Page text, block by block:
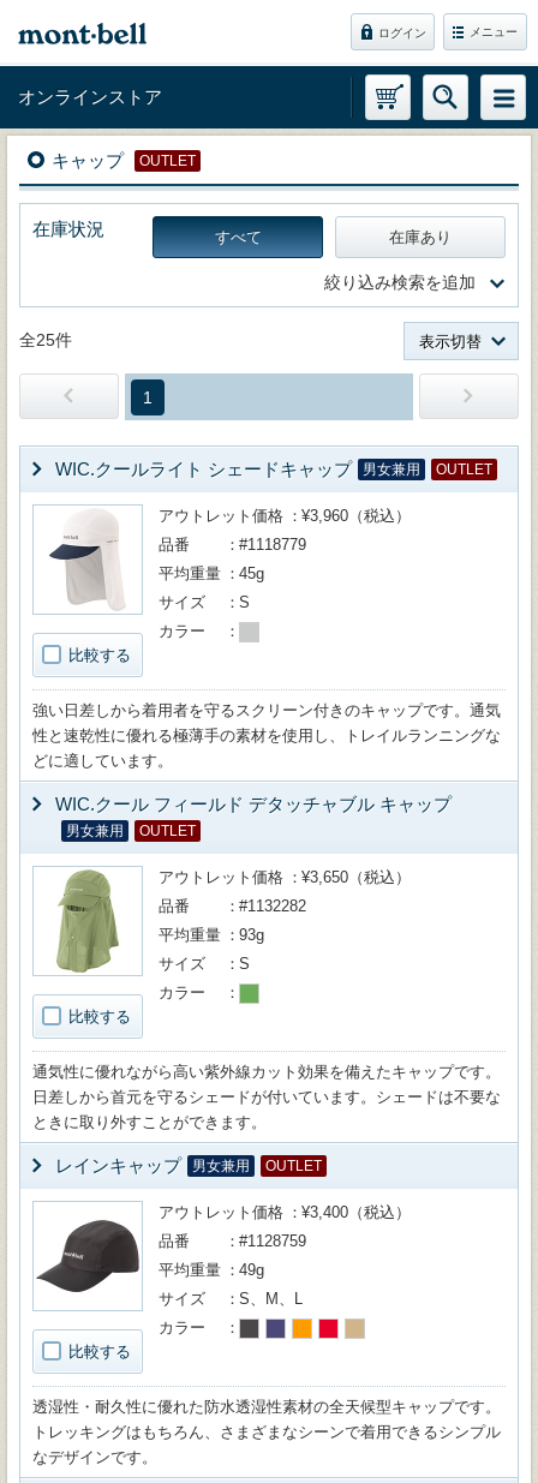
ログイン メニュー
オンラインストア
キャップ OUTLET
在庫状況 すべて 在庫あり
絞り込み検索を追加
全25件 表示切替
1
WIC.クールライト シェードキャップ 男女兼用 OUTLET
比較する
アウトレット価格
¥3,960（税込）
品番
#1118779
平均重量
45g
サイズ
S
カラー
強い日差しから着用者を守るスクリーン付きのキャップです。通気
性と速乾性に優れる極薄手の素材を使用し、トレイルランニングな
どに適しています。
WIC.クール フィールド デタッチャブル キャップ
男女兼用 OUTLET
比較する
アウトレット価格
¥3,650（税込）
品番
#1132282
平均重量
93g
サイズ
S
カラー
通気性に優れながら高い紫外線カット効果を備えたキャップです。
日差しから首元を守るシェードが付いています。シェードは不要な
ときに取り外すことができます。
レインキャップ 男女兼用 OUTLET
比較する
アウトレット価格
¥3,400（税込）
品番
#1128759
平均重量
49g
サイズ
S、M、L
カラー
透湿性・耐久性に優れた防水透湿性素材の全天候型キャップです。
トレッキングはもちろん、さまざまなシーンで着用できるシンプル
なデザインです。